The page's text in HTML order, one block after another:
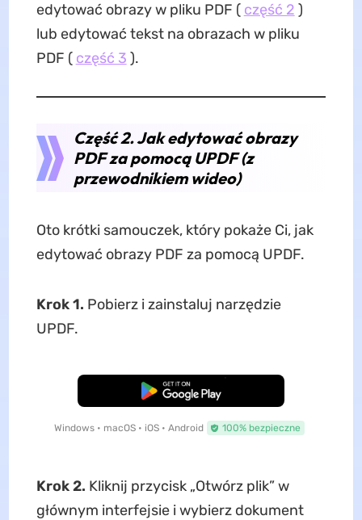
edytować obrazy w pliku PDF ( część 2 )
lub edytować tekst na obrazach w pliku
PDF ( część 3 ).
Część 2. Jak edytować obrazy
PDF za pomocą UPDF (z
przewodnikiem wideo)
Oto krótki samouczek, który pokaże Ci, jak
edytować obrazy PDF za pomocą UPDF.
Krok 1. Pobierz i zainstaluj narzędzie
UPDF.
Pobierz za darmo
Windows • macOS • iOS • Android 100% bezpieczne
Krok 2. Kliknij przycisk „Otwórz plik” w
głównym interfejsie i wybierz dokument